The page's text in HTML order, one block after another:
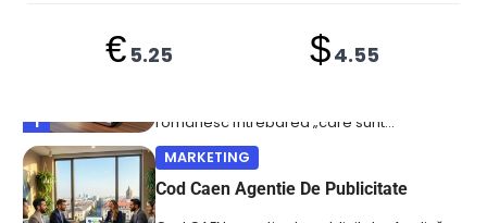
€ 5.25 $4.55
2
Cod Caen Agentie De Publicitate
înregistrării În contextul dezvoltării…
BUSINESS & FINANTE
Ce Contine Codul Caen 9329